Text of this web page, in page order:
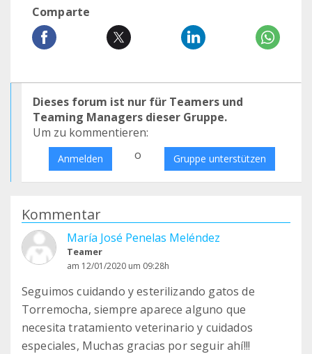
Comparte
Dieses forum ist nur für Teamers und
Teaming Managers dieser Gruppe.
Um zu kommentieren:
Anmelden o Gruppe unterstützen
Kommentar
María José Penelas Meléndez
Teamer
am 12/01/2020 um 09:28h
Seguimos cuidando y esterilizando gatos de
Torremocha, siempre aparece alguno que
necesita tratamiento veterinario y cuidados
especiales, Muchas gracias por seguir ahí!!!